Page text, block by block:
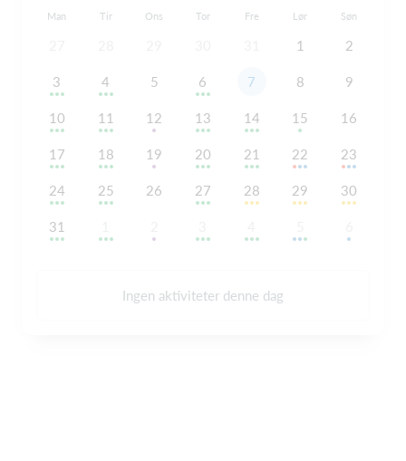
Man Tir Ons Tor Fre Lør Søn
1 2
3 4 5 6 7 8 9
10 11 12 13 14 15 16
17 18 19 20 21 22 23
24 25 26 27 28 29 30
31
Ingen aktiviteter denne dag